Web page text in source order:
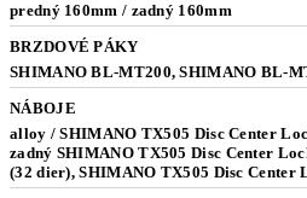
predný 160mm / zadný 160mm
BRZDOVÉ PÁKY
SHIMANO BL-MT200, SHIMANO BL-
NÁBOJE
alloy / SHIMANO TX505 Disc Center
zadný SHIMANO TX505 Disc Center
(32 dier), SHIMANO TX505 Disc Center